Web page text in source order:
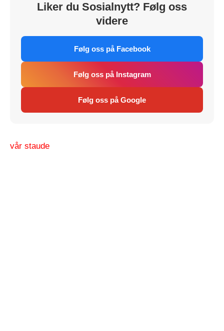
Liker du Sosialnytt? Følg oss
videre
Følg oss på Facebook
Følg oss på Instagram
Følg oss på Google
vår staude